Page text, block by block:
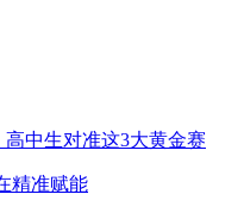
中生对准这3大黄金赛
精准赋能